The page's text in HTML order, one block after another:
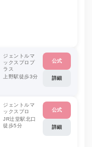
ジェントルマ
ックスプロプ
ラス
上野駅徒歩3分
公式
詳細
ジェントルマ
ックスプロ
JR辻堂駅北口
徒歩5分
公式
詳細